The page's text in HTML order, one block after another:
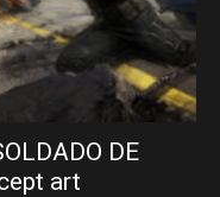
DE
art